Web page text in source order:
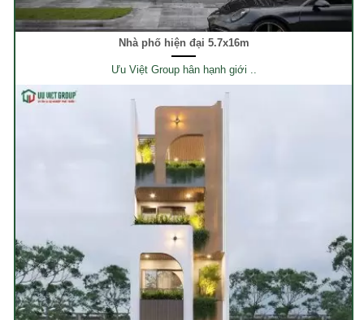
Nhà phố hiện đại 5.7x16m
Ưu Việt Group hân hạnh giới ..